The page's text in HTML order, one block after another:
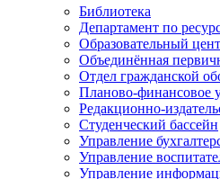
Библиотека
Департамент по
Образовательный
Объединённая
Отдел гражданской
Планово-финансовое
Редакционно-
Студенческий бассейн
Управление
Управление
Управление